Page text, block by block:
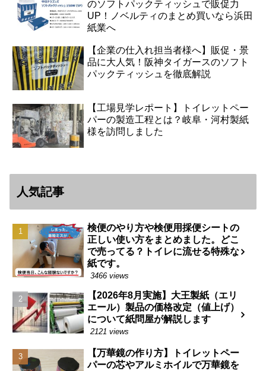
のソフトパックティッシュで販促力
UP！ノベルティのまとめ買いなら浜田
紙業へ
【企業の仕入れ担当者様へ】販促・景
品に大人気！阪神タイガースのソフト
パックティッシュを徹底解説
【工場見学レポート】トイレットペー
パーの製造工程とは？岐阜・河村製紙
様を訪問しました
人気記事
検便のやり方や検便用採便シートの
正しい使い方をまとめました。どこ
で売ってる？トイレに流せる特殊な
紙です。
3466 views
【2026年8月実施】大王製紙（エリ
エール）製品の価格改定（値上げ）
について紙問屋が解説します
2121 views
【万華鏡の作り方】トイレットペー
パーの芯やアルミホイルで万華鏡を